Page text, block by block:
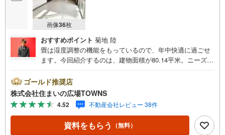
画像36枚
おすすめポイント 菊地 陸
畳は湿度調整の機能をもっているので、年中快適に過ごせ
ます。今回紹介するのは、建物面積が80.14平米。ニーズの
す。素敵な4DKのファミリー向けの物件です。【年中無休/
9:00～21:00】人気物件は特にお問い合わせが集中するた
め、お早めにお電話下さい。「室内・現地を見学する」ボ
タンよりご予約頂くとご見学がスムーズです。■その他、各
種ご相談も承っております。○住宅ローンのご相談○ライフ
プランのシミュレーション■住まいの広場TOWNSからお客
ゴールド推奨店
株式会社住まいの広場TOWNS
4.52 不動産会社レビュー 38件
資料をもらう （無料）